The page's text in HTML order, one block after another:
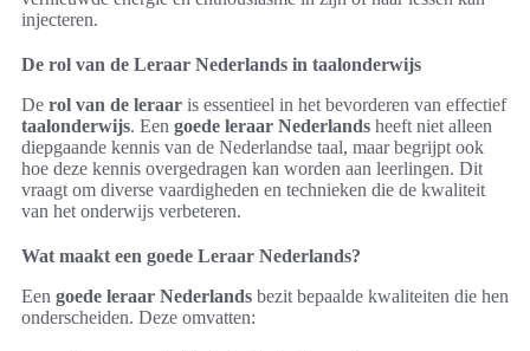
injecteren.
De rol van de Leraar Nederlands in taalonderwijs
De rol van de leraar is essentieel in het bevorderen van effectief
taalonderwijs. Een goede leraar Nederlands heeft niet alleen
diepgaande kennis van de Nederlandse taal, maar begrijpt ook
hoe deze kennis overgedragen kan worden aan leerlingen. Dit
vraagt om diverse vaardigheden en technieken die de kwaliteit
van het onderwijs verbeteren.
Wat maakt een goede Leraar Nederlands?
Een goede leraar Nederlands bezit bepaalde kwaliteiten die hen
onderscheiden. Deze omvatten: